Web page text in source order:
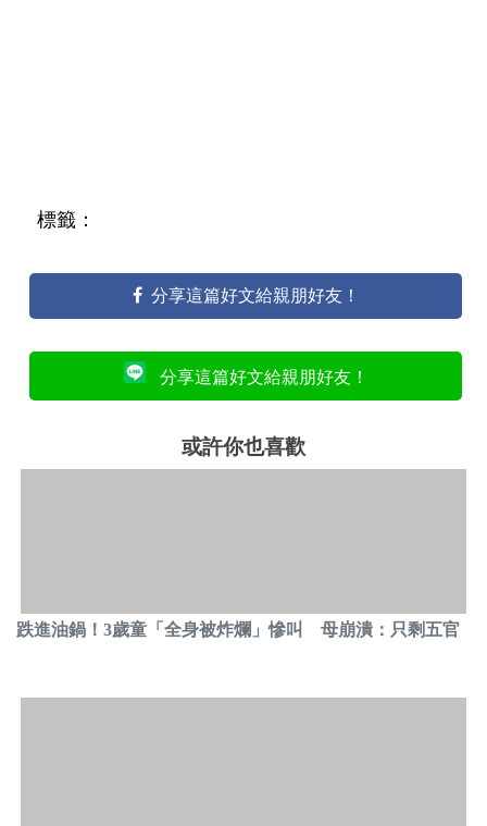
標籤：
分享這篇好文給親朋好友！
分享這篇好文給親朋好友！
或許你也喜歡
跌進油鍋！3歲童「全身被炸爛」慘叫 母崩潰：只剩五官